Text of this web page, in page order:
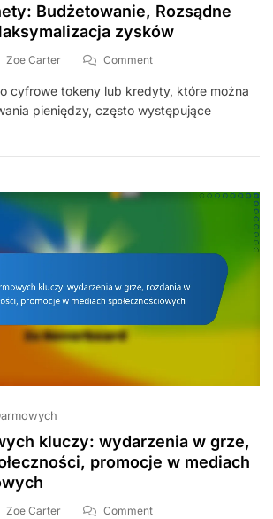
Budżetowanie, Rozsądne
zysków
Zoe Carter CommentOn
Monety:
Budżetowanie,
Maksymalizacja
cyfrowe tokeny lub kredyty, które można
pieniędzy, często występujące
kluczy: wydarzenia w grze,
promocje w mediach
Zoe Carter CommentOn